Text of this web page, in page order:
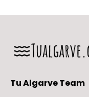
Tu Algarve Team